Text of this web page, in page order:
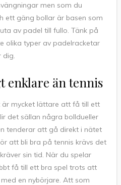
men som du
ett gäng bollar är basen som
av padel till fullo. Tänk på
olika typer av padelracketar
dig.
enklare än tennis
är mycket lättare att få till ett
det sällan några bolldueller
tenderar att gå direkt i nätet
att bli bra på tennis krävs det
sin tid. När du spelar
få till ett bra spel trots att
en nybörjare. Att som